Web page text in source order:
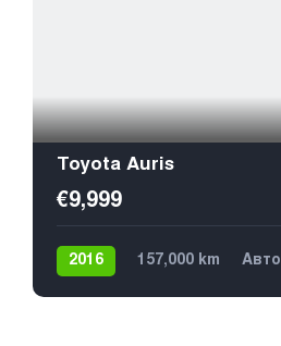
Toyota Auris
€9,999
2016 157,000 km